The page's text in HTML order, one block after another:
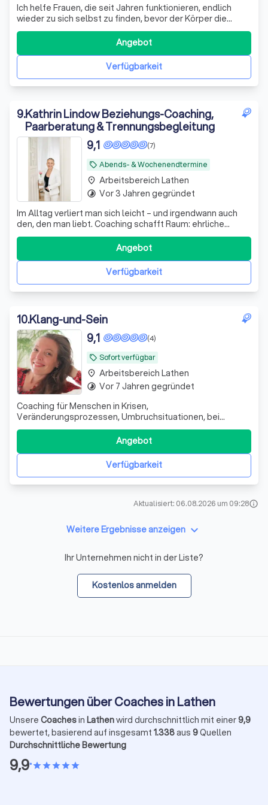
Ich helfe Frauen, die seit Jahren funktionieren, endlich
wieder zu sich selbst zu finden, bevor der Körper die
Notbremse zieht. Mit Klarheit und Direktheit, raus aus dem
Verfügbarkeit
Angebot
9.Kathrin Lindow Beziehungs-Coaching,
Paarberatung & Trennungsbegleitung
local_offer Abends- & Wochenendtermine
(7)
9,1
Im Alltag verliert man sich leicht – und irgendwann auch
den, den man liebt. Coaching schafft Raum: ehrliche
Gespräche, ohne Schuld, ohne Therapie. Klarheit, neue
Perspektiven, echte Verbindung.
Verfügbarkeit
Angebot
place Arbeitsbereich Lathen
timelapse Vor 3 Jahren gegründet
10.Klang-und-Sein
local_offer Sofort verfügbar
(4)
9,1
Coaching für Menschen in Krisen,
Veränderungsprozessen, Umbruchsituationen, bei
Überforderung, Ängsten, Schwierigkeiten in Beziehungen,
Trennungen, Selbstwertthemen und sonstigen
Herausforderungen.
Verfügbarkeit
Angebot
place Arbeitsbereich Lathen
timelapse Vor 7 Jahren gegründet
Aktualisiert: 06.08.2026 um 09:28info
Weitere Ergebnisse anzeigen keyboard_arrow_down
Ihr Unternehmen nicht in der Liste?
Kostenlos anmelden
Bewertungen über Coaches in Lathen
Unsere Coachesin Lathenwird durchschnittlich mit einer9,9
bewertet, basierend auf insgesamt 1.338aus 9Quellen
Durchschnittliche Bewertung
9,9•starstarstarstarstar